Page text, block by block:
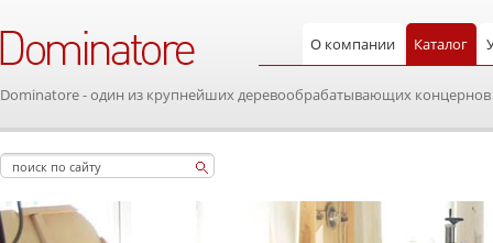
О компании Каталог
Dominatore - один из крупнейших деревообрабатывающих